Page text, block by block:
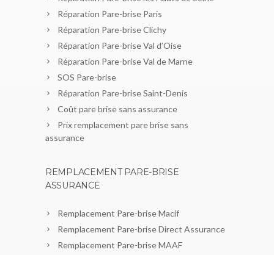
Réparation Pare-brise Paris
Réparation Pare-brise Clichy
Réparation Pare-brise Val d’Oise
Réparation Pare-brise Val de Marne
SOS Pare-brise
Réparation Pare-brise Saint-Denis
Coût pare brise sans assurance
Prix remplacement pare brise sans
assurance
REMPLACEMENT PARE-BRISE
ASSURANCE
Remplacement Pare-brise Macif
Remplacement Pare-brise Direct Assurance
Remplacement Pare-brise MAAF